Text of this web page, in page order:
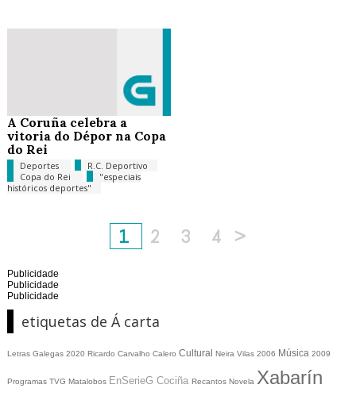
A Coruña celebra a
vitoria do Dépor na Copa
do Rei
Deportes
R.C. Deportivo
Copa do Rei
"especiais
históricos deportes"
1 2 3 4 >
Publicidade
Publicidade
Publicidade
etiquetas de Á carta
Letras Galegas 2020 Ricardo Carvalho Calero Cultural Neira Vilas 2006 Música 2009
Programas TVG Matalobos EnSerieG Cociña Recantos Novela Xabarín